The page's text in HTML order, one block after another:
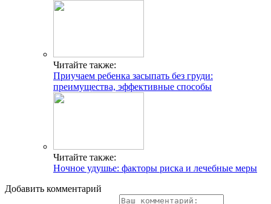
Читайте также:
Приучаем ребенка засыпать без груди:
преимущества, эффективные способы
Читайте также:
Ночное удушье: факторы риска и лечебные меры
Добавить комментарий